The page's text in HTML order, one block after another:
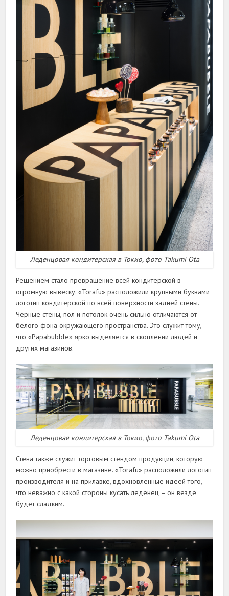
Леденцовая кондитерская в Токио, фото Takumi Ota
Решением стало превращение всей кондитерской в
огромную вывеску. «Torafu» расположили крупными буквами
логотип кондитерской по всей поверхности задней стены.
Черные стены, пол и потолок очень сильно отличаются от
белого фона окружающего пространства. Это служит тому,
что «Papabubble» ярко выделяется в скоплении людей и
других магазинов.
Леденцовая кондитерская в Токио, фото Takumi Ota
Стена также служит торговым стендом продукции, которую
можно приобрести в магазине. «Torafu» расположили логотип
производителя и на прилавке, вдохновленные идеей того,
что неважно с какой стороны кусать леденец – он везде
будет сладким.